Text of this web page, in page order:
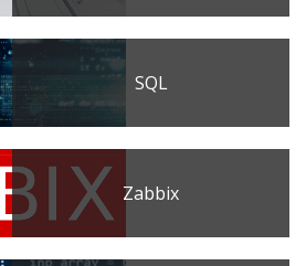
SQL
Zabbix